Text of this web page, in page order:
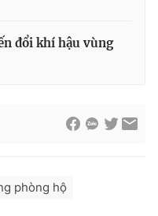
đổi khí hậu vùng
phòng hộ